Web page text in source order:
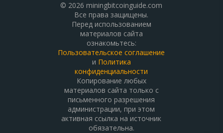
© 2026 miningbitcoinguide.com
Все права защищены.
Перед использованием
материалов сайта
ознакомьтесь:
Пользовательское соглашение
и Политика
конфиденциальности
Копирование любых
материалов сайта только с
письменного разрешения
администрации, при этом
активная ссылка на источник
обязательна.